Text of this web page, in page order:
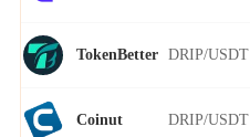
TokenBetter DRIP/USDT
Coinut DRIP/USDT